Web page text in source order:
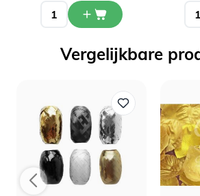
Vergelijkbare